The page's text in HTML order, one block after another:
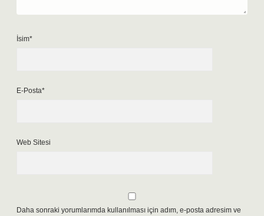
İsim*
E-Posta*
Web Sitesi
Daha sonraki yorumlarımda kullanılması için adım, e-posta adresim ve